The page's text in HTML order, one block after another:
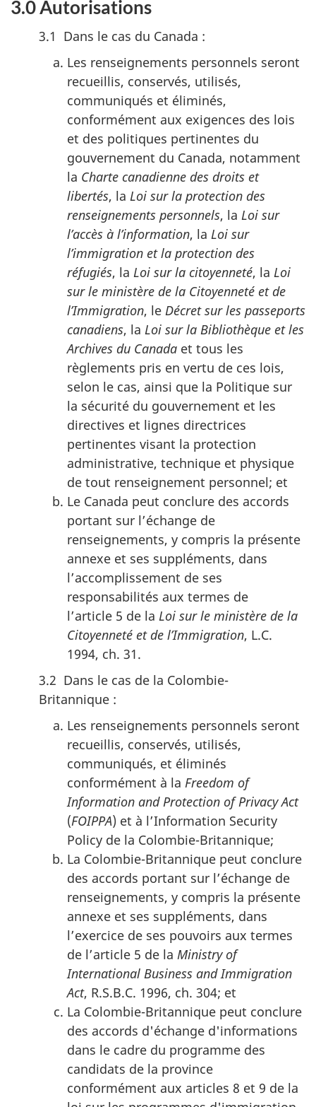
3.0 Autorisations
3.1 Dans le cas du Canada :
Les renseignements personnels seront
recueillis, conservés, utilisés,
communiqués et éliminés,
conformément aux exigences des lois
et des politiques pertinentes du
gouvernement du Canada, notamment
la Charte canadienne des droits et
libertés, la Loi sur la protection des
renseignements personnels, la Loi sur
l’accès à l’information, la Loi sur
l’immigration et la protection des
réfugiés, la Loi sur la citoyenneté, la Loi
sur le ministère de la Citoyenneté et de
l’Immigration, le Décret sur les passeports
canadiens, la Loi sur la Bibliothèque et les
Archives du Canada et tous les
règlements pris en vertu de ces lois,
selon le cas, ainsi que la Politique sur
la sécurité du gouvernement et les
directives et lignes directrices
pertinentes visant la protection
administrative, technique et physique
de tout renseignement personnel; et
Le Canada peut conclure des accords
portant sur l’échange de
renseignements, y compris la présente
annexe et ses suppléments, dans
l’accomplissement de ses
responsabilités aux termes de
l’article 5 de la Loi sur le ministère de la
Citoyenneté et de l’Immigration, L.C.
1994, ch. 31.
3.2 Dans le cas de la Colombie-
Britannique :
Les renseignements personnels seront
recueillis, conservés, utilisés,
communiqués, et éliminés
conformément à la Freedom of
Information and Protection of Privacy Act
(FOIPPA) et à l’Information Security
Policy de la Colombie-Britannique;
La Colombie-Britannique peut conclure
des accords portant sur l’échange de
renseignements, y compris la présente
annexe et ses suppléments, dans
l’exercice de ses pouvoirs aux termes
de l’article 5 de la Ministry of
International Business and Immigration
Act, R.S.B.C. 1996, ch. 304; et
La Colombie-Britannique peut conclure
des accords d'échange d'informations
dans le cadre du programme des
candidats de la province
conformément aux articles 8 et 9 de la